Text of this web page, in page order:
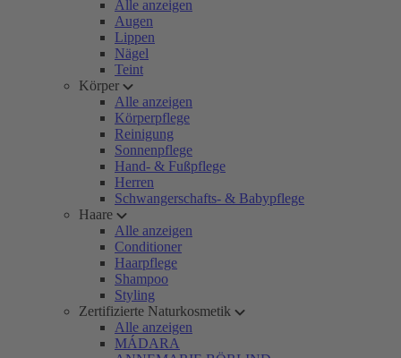
Alle anzeigen
Augen
Lippen
Nägel
Teint
Körper
Alle anzeigen
Körperpflege
Reinigung
Sonnenpflege
Hand- & Fußpflege
Herren
Schwangerschafts- & Babypflege
Haare
Alle anzeigen
Conditioner
Haarpflege
Shampoo
Styling
Zertifizierte Naturkosmetik
Alle anzeigen
MÁDARA